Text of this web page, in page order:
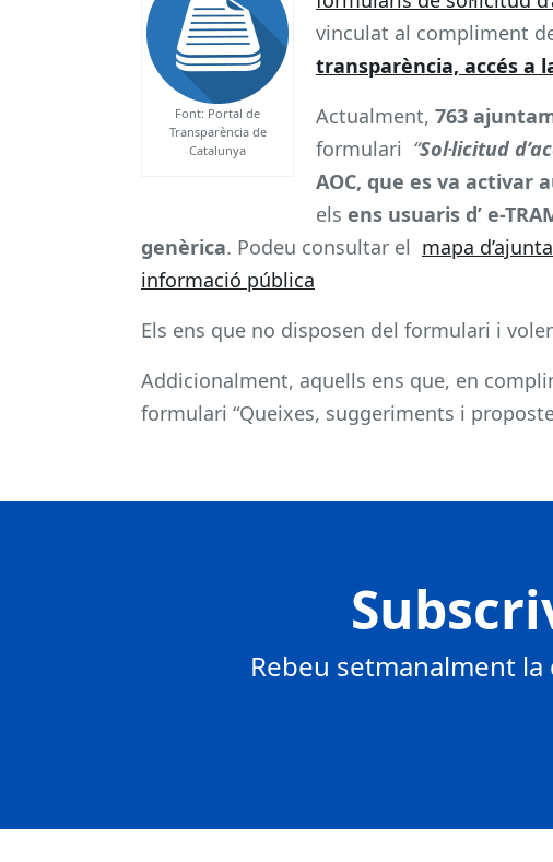
Font: Portal de
Transparència de
Catalunya
vinculat al compliment
transparència, accés a
Actualment, 763
formulari “Sol·licitud
AOC, que es va activar
els ens usuaris d’ e-
genèrica. Podeu consultar el mapa
informació pública
Els ens que no disposen del formulari i
Addicionalment, aquells ens que, en
formulari “Queixes, suggeriments i
Rebeu setmanalment